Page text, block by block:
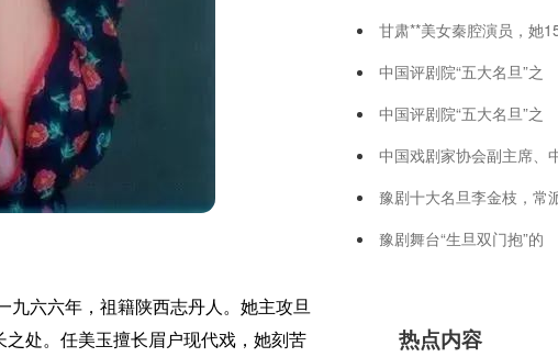
九六六年，祖籍陕西志丹人。她主攻旦
处。任美玉擅长眉户现代戏，她刻苦
甘肃**美女秦腔演员，她
中国评剧院“五大名旦”之
中国评剧院“五大名旦”之
中国戏剧家协会副主席、
豫剧十大名旦李金枝，常
豫剧舞台“生旦双门抱”的
热点内容